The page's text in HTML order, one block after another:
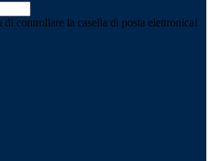
di controllare la casella di posta elettronica!